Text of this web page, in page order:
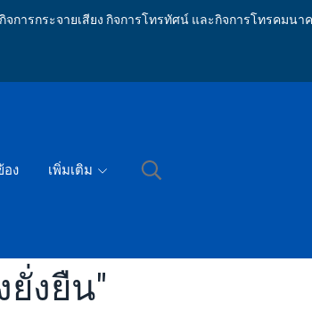
การกระจายเสียง กิจการโทรทัศน์ และกิจการโทรคมนา
อง เพิ่มเติม
งยืน"